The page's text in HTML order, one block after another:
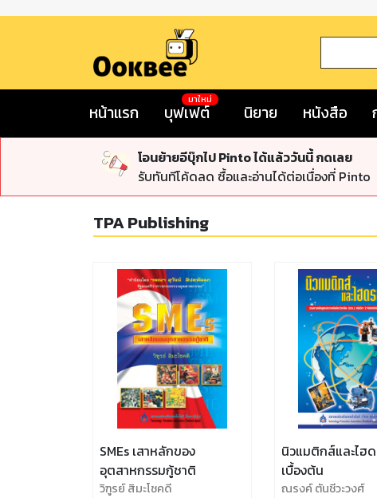
หน้าแรก บุฟเฟต์
มาใหม่
นิยาย หนังสือ
โอนย้ายอีบุ๊กไป Pinto ได้แล้ววันนี้ กดเลย
รับทันทีโค้ดลด ซื้อและอ่านได้ต่อเนื่องที่ Pinto
TPA Publishing
SMEs เสาหลักของ
อุตสาหกรรมกู้ชาติ
วิฑูรย์ สิมะโชคดี
นิวแมติกส์และไฮ
เบื้องต้น
ณรงค์ ตันชีวะวงศ์